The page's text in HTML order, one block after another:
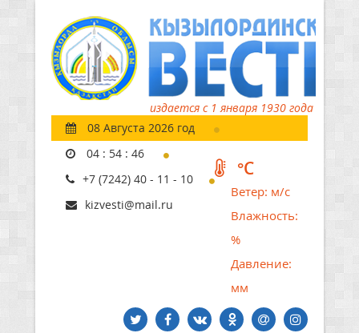
издается с 1 января 1930 года
08 Августа 2026 год
04 : 54 : 47
+7 (7242) 40 - 11 - 10
kizvesti@mail.ru
°C
Ветер: м/с
Влажность:
%
Давление:
мм